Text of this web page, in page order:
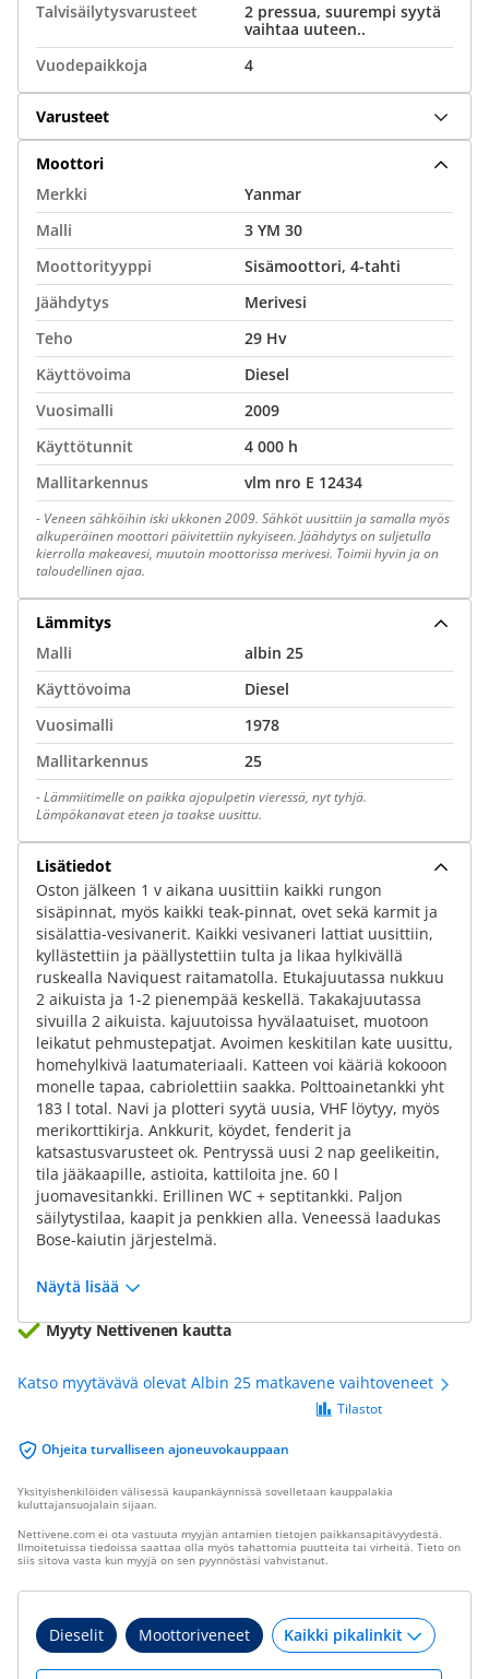
Talvisäilytysvarusteet
2 pressua, suurempi syytä
vaihtaa uuteen..
Vuodepaikkoja
4
Varusteet
Moottori
Merkki
Yanmar
Malli
3 YM 30
Moottorityyppi
Sisämoottori, 4-tahti
Jäähdytys
Merivesi
Teho
29 Hv
Käyttövoima
Diesel
Vuosimalli
2009
Käyttötunnit
4 000 h
Mallitarkennus
vlm nro E 12434
- Veneen sähköihin iski ukkonen 2009. Sähköt uusittiin ja samalla myös
alkuperäinen moottori päivitettiin nykyiseen. Jäähdytys on suljetulla
kierrolla makeavesi, muutoin moottorissa merivesi. Toimii hyvin ja on
taloudellinen ajaa.
Lämmitys
Malli
albin 25
Käyttövoima
Diesel
Vuosimalli
1978
Mallitarkennus
25
-Lämmiitimelle on paikka ajopulpetin vieressä, nyt tyhjä.
Lämpökanavat eteen ja taakse uusittu.
Lisätiedot
Oston jälkeen 1 v aikana uusittiin kaikki rungon
sisäpinnat, myös kaikki teak-pinnat, ovet sekä karmit ja
sisälattia-vesivanerit. Kaikki vesivaneri lattiat uusittiin,
kyllästettiin ja päällystettiin tulta ja likaa hylkivällä
ruskealla Naviquest raitamatolla. Etukajuutassa nukkuu
2 aikuista ja 1-2 pienempää keskellä. Takakajuutassa
sivuilla 2 aikuista. kajuutoissa hyvälaatuiset, muotoon
leikatut pehmustepatjat. Avoimen keskitilan kate uusittu,
homehylkivä laatumateriaali. Katteen voi kääriä kokooon
monelle tapaa, cabriolettiin saakka. Polttoainetankki yht
183 l total. Navi ja plotteri syytä uusia, VHF löytyy, myös
merikorttikirja. Ankkurit, köydet, fenderit ja
katsastusvarusteet ok. Pentryssä uusi 2 nap geelikeitin,
tila jääkaapille, astioita, kattiloita jne. 60 l
juomavesitankki. Erillinen WC + septitankki. Paljon
säilytystilaa, kaapit ja penkkien alla. Veneessä laadukas
Bose-kaiutin järjestelmä.
Näytä lisää
Myyty Nettivenen kautta
Katso myytävävä olevat Albin 25 matkavene vaihtoveneet
Ohjeita turvalliseen ajoneuvokauppaan
Tilastot
Yksityishenkilöiden välisessä kaupankäynnissä sovelletaan kauppalakia
kuluttajansuojalain sijaan.
Nettivene.com ei ota vastuuta myyjän antamien tietojen paikkansapitävyydestä.
Ilmoitetuissa tiedoissa saattaa olla myös tahattomia puutteita tai virheitä. Tieto on
siis sitova vasta kun myyjä on sen pyynnöstäsi vahvistanut.
Dieselit Moottoriveneet